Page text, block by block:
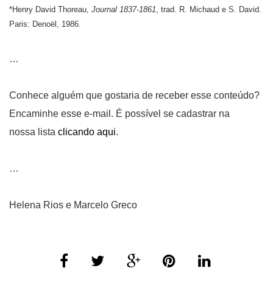
*Henry David Thoreau, Journal 1837-1861 , trad. R. Michaud e S. David.
Paris: Denoël, 1986.
…
Conhece alguém que gostaria de receber esse conteúdo?
Encaminhe esse e-mail. É possível se cadastrar na
nossa lista clicando aqui.
…
Helena Rios e Marcelo Greco